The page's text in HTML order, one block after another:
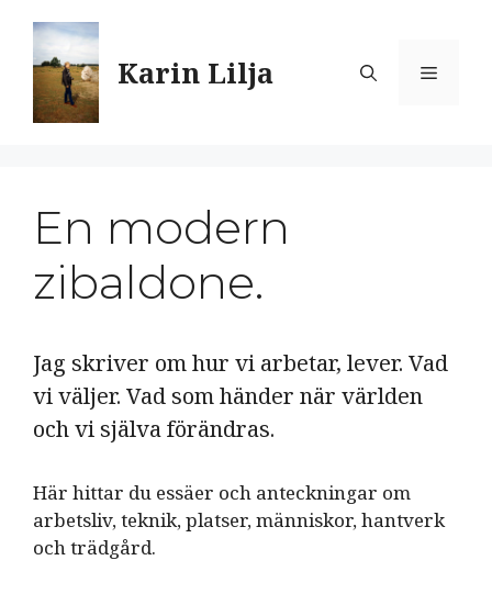
innehåll
Karin Lilja Meny
En modern
zibaldone.
Jag skriver om hur vi arbetar, lever. Vad
vi väljer. Vad som händer när världen
och vi själva förändras.
Här hittar du essäer och anteckningar om
arbetsliv, teknik, platser, människor, hantverk
och trädgård.